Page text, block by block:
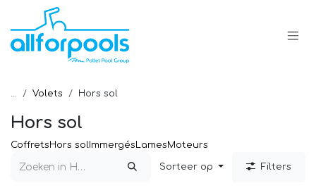
Overslaan naar inhoud
... Volets Hors sol
Hors sol
CoffretsHors solImmergés LamesMoteurs
Sorteer op Filters